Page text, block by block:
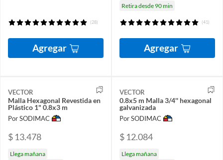
(28)
Agregar
Retira desde 90 min
(41)
Agregar
VECTOR
Malla Hexagonal Revestida en
Plástico 1" 0.8x3 m
Por SODIMAC
$ 13.478
Llega mañana
VECTOR
0.8x5 m Malla 3/4'' hexagonal
galvanizada
Por SODIMAC
$ 12.084
Llega mañana